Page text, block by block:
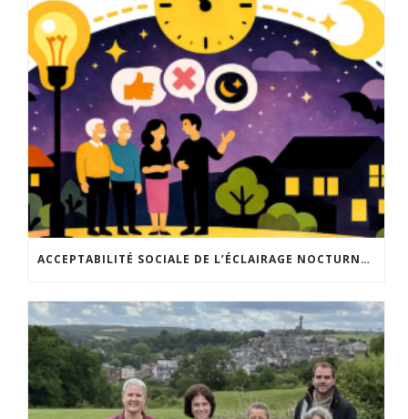
ACCEPTABILITÉ SOCIALE DE L’ÉCLAIRAGE NOCTURNE : LE REPLAY EST DISPONIBLE